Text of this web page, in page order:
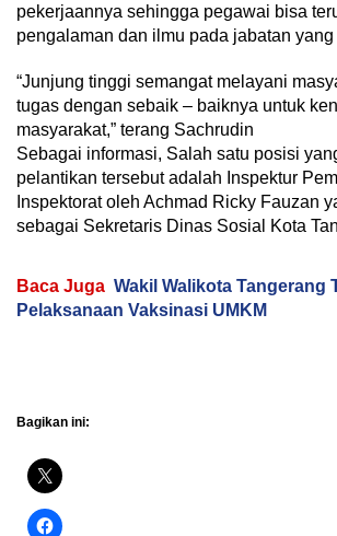
pekerjaannya sehingga pegawai bisa
pengalaman dan ilmu pada jabatan yang
“Junjung tinggi semangat melayani
tugas dengan sebaik – baiknya untuk
masyarakat,” terang Sachrudin
Sebagai informasi, Salah satu posisi
pelantikan tersebut adalah Inspektur
Inspektorat oleh Achmad Ricky Fauzan
sebagai Sekretaris Dinas Sosial Kota
Baca Juga Wakil Walikota Tangerang
Pelaksanaan Vaksinasi UMKM
Bagikan ini: